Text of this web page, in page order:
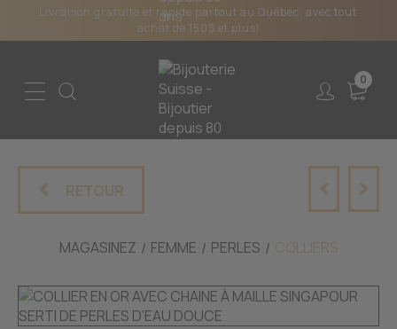
Livraison gratuite et rapide partout au Québec, avec tout
achat de 150$ et plus!
0
RETOUR
MAGASINEZ FEMME PERLES COLLIERS